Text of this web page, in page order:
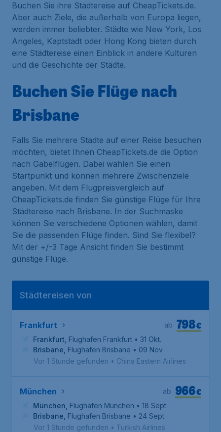
Buchen Sie ihre Städtereise auf CheapTickets.de.
Aber auch Ziele, die außerhalb von Europa liegen,
werden immer beliebter. Städte wie New York, Los
Angeles, Kaptstadt oder Hong Kong bieten durch
eine Städtereise einen Einblick in andere Kulturen
und die Geschichte der Städte.
Buchen Sie Flüge nach
Brisbane
Falls Sie mehrere Städte auf einer Reise besuchen
möchten, bietet Ihnen CheapTickets.de die Option
nach Gabelflügen. Dabei wählen Sie einen
Startpunkt und können mehrere Zwischenziele
angeben. Mit dem Flugpreisvergleich auf
CheapTickets.de finden Sie günstige Flüge für Ihre
Städtereise nach Brisbane. In der Suchmaske
können Sie verschiedene Optionen wählen, damit
Sie die passenden Flüge finden. Sind Sie flexibel?
Mit der +/-3 Tage Ansicht finden Sie bestimmt
günstige Flüge.
Städtereisen von
Frankfurt €
798
ab
Frankfurt Flughafen Frankfurt • 31 Okt.
Brisbane Flughafen Brisbane • 09 Nov.
Vor 1 Stunde gefunden • China Eastern Airlines
München €
966
ab
München Flughafen München • 18 Sept.
Brisbane Flughafen Brisbane • 24 Sept.
Vor 1 Stunde gefunden • Turkish Airlines